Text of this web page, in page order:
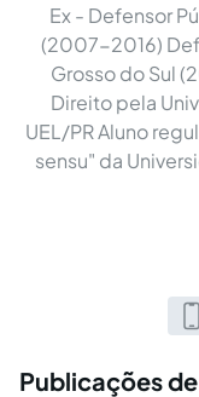
Ex - Defensor
(2007-2016)
Grosso do Sul
Direito pela
UEL/PR Aluno
sensu" da
Publicações